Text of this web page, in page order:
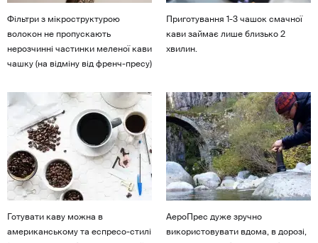
Фільтри з мікроструктурою
волокон не пропускають
нерозчинні частинки меленої кави
чашку (на відміну від френч-пресу)
Приготування 1-3 чашок смачної
кави займає лише близько 2
хвилин.
Готувати каву можна в
американському та еспресо-стилі
АероПрес дуже зручно
використовувати вдома, в дорозі,